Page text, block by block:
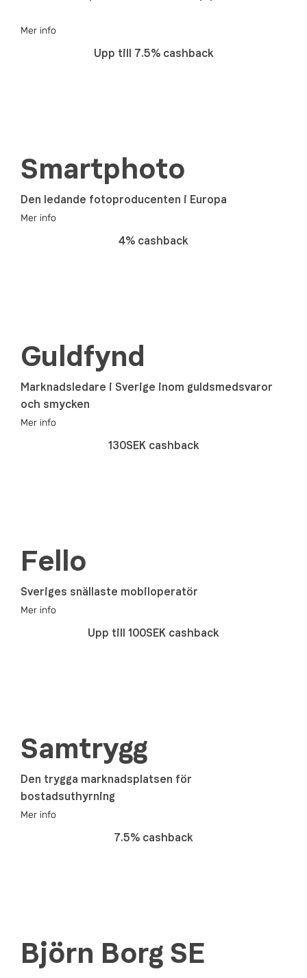
Mer info
Upp till 7.5% cashback
Smartphoto
Den ledande fotoproducenten i Europa
Mer info
4% cashback
Guldfynd
Marknadsledare i Sverige inom guldsmedsvaror
och smycken
Mer info
130SEK cashback
Fello
Sveriges snällaste mobiloperatör
Mer info
Upp till 100SEK cashback
Samtrygg
Den trygga marknadsplatsen för
bostadsuthyrning
Mer info
7.5% cashback
Björn Borg SE